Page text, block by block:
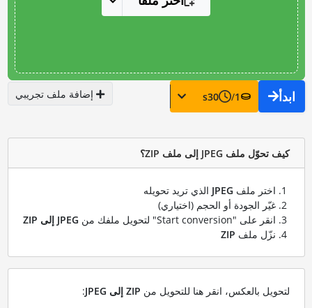
ابدأ 1
/
30
s إضافة ملف تجريبي
كيف تحوّل ملف JPEG إلى ملف ZIP؟
اختر ملف JPEGالذي تريد تحويله
غيّر الجودة أو الحجم (اختياري)
انقر على "Start conversion" لتحويل ملفك من
JPEG إلى ZIP
نزّل ملف ZIP
لتحويل بالعكس، انقر هنا للتحويل من ZIP إلى JPEG
: